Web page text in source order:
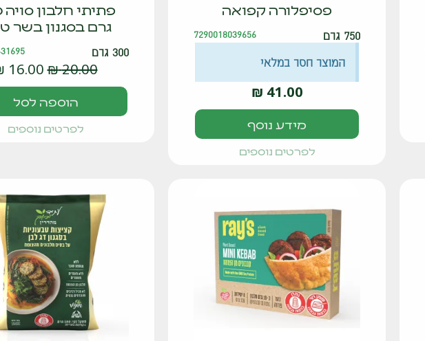
פסיפלורה קפואה
750 גרם 7290018039656
המוצר חסר במלאי
41.00
₪
מידע נוסף
לפרטים נוספים
גרם בסגנון בשר
300 גרם
20.00
₪
16.00
הוספה לסל
לפרטים נוספים